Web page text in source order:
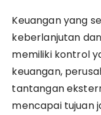
Keuangan yang
keberlanjutan
memiliki kontrol
keuangan,
tantangan
mencapai tujuan